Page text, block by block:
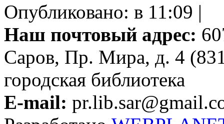
Опубликовано: в 11:09 |
Наш почтовый адрес:
Саров, Пр. Мира, д. 4
городская библиотека
E-mail: